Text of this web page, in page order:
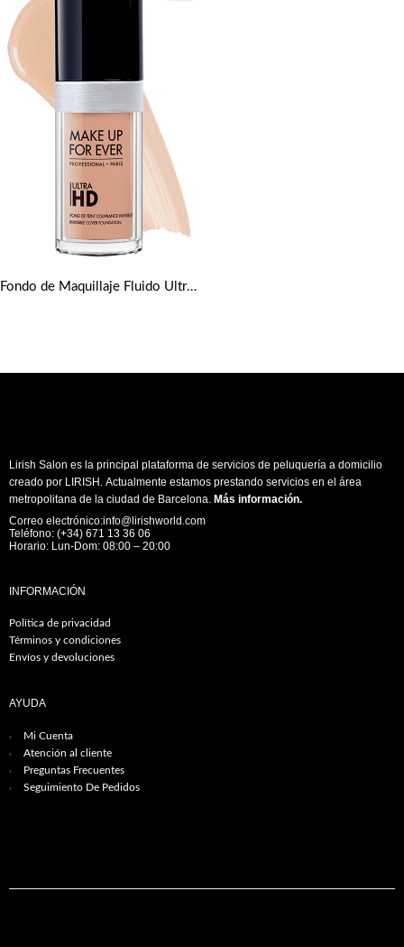
Fondo de Maquillaje Fluido Ultra HD tonos medios de Make up Forever
Lirish Salon es la principal plataforma de servicios de peluquería a domicilio
creado por LIRISH. Actualmente estamos prestando servicios en el área
metropolitana de la ciudad de Barcelona. Más información.
Correo electrónico:info@lirishworld.com
Teléfono: (+34) 671 13 36 06
Horario: Lun-Dom: 08:00 – 20:00
INFORMACIÓN
Política de privacidad
Términos y condiciones
Envíos y devoluciones
AYUDA
Mi Cuenta
Atención al cliente
Preguntas Frecuentes
Seguimiento De Pedidos